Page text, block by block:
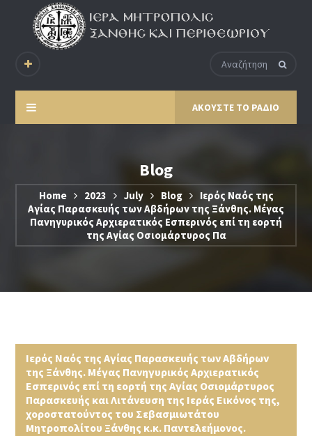
ΑΚΟΥΣΤΕ ΤΟ ΡΑΔΙΟ
Blog
Home 2023 July Blog
Ιερός Ναός της
Αγίας Παρασκευής των Αβδήρων της Ξάνθης. Μέγας
Πανηγυρικός Αρχιερατικός Εσπερινός επί τη εορτή
της Αγίας Οσιομάρτυρος Πα
Ιερός Ναός της Αγίας Παρασκευής των Αβδήρων
της Ξάνθης. Μέγας Πανηγυρικός Αρχιερατικός
Εσπερινός επί τη εορτή της Αγίας Οσιομάρτυρος
Παρασκευής και Λιτάνευση της Ιεράς Εικόνος της,
χοροστατούντος του Σεβασμιωτάτου
Μητροπολίτου Ξάνθης κ.κ. Παντελεήμονος.